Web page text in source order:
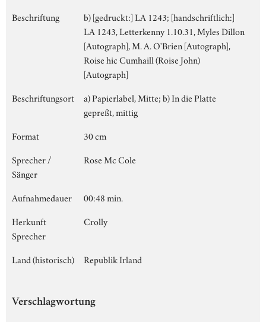
Beschriftung
b) [gedruckt:] LA 1243; [handschriftlich:]
LA 1243, Letterkenny 1.10.31, Myles Dillon
[Autograph], M. A. O'Brien [Autograph],
Roise hic Cumhaill (Roise John)
[Autograph]
Beschriftungsort
a) Papierlabel, Mitte; b) In die Platte
gepreßt, mittig
Format
30 cm
Sprecher /
Sänger
Rose Mc Cole
Aufnahmedauer
00:48 min.
Herkunft
Sprecher
Crolly
Land (historisch) Republik Irland
Verschlagwortung